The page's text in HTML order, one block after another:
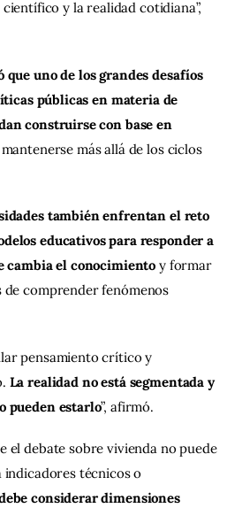
y la realidad cotidiana”,
uno de los grandes desafíos
públicas en materia de
construirse con base en
más allá de los ciclos
también enfrentan el reto
educativos para responder a
cambia el conocimiento y formar
de comprender fenómenos
pensamiento crítico y
La realidad no está segmentada y
pueden estarlo”, afirmó.
el debate sobre vivienda no puede
técnicos o
considerar dimensiones